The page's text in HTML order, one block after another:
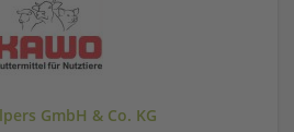
GmbH & Co. KG